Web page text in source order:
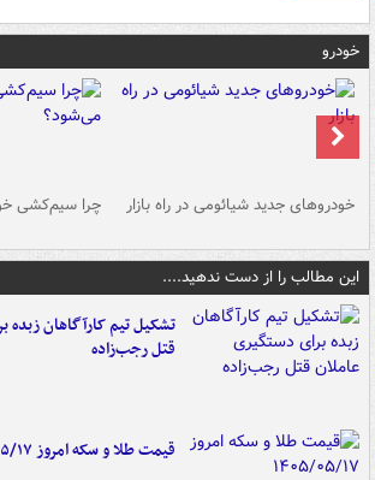
خودرو
خودروهای جدید شیائومی در راه بازار چرا سیم‌کشی
این مطالب را از دست ندهید....
تشکیل تیم کارآگاهان زبده
قتل رجب‌زاده
قیمت طلا و سکه امروز ۱۴۰۵/۰۵/۱۷